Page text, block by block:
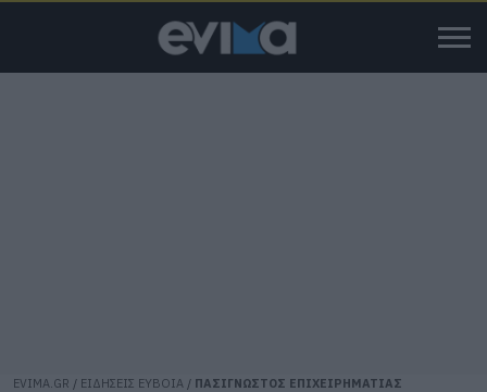
EVIMA.GR / ΕΙΔΗΣΕΙΣ ΕΥΒΟΙΑ / ΠΑΣΙΓΝΩΣΤΟΣ ΕΠΙΧΕΙΡΗΜΑΤΙΑΣ